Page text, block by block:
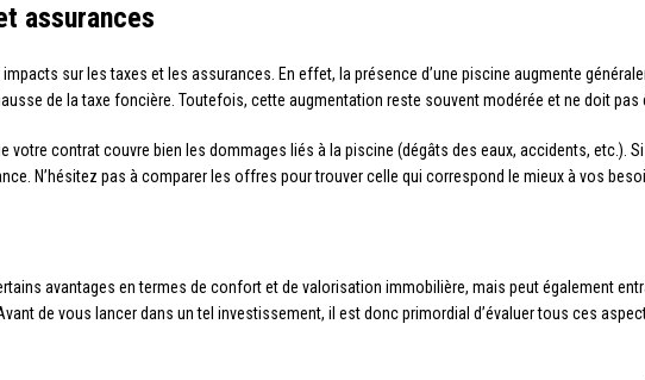
assurances
sur les taxes et les assurances. En effet, la présence d’une piscine augmente
de la taxe foncière. Toutefois, cette augmentation reste souvent modérée et ne doit pas
contrat couvre bien les dommages liés à la piscine (dégâts des eaux, accidents, etc.).
N’hésitez pas à comparer les offres pour trouver celle qui correspond le mieux à vos
avantages en termes de confort et de valorisation immobilière, mais peut également
de vous lancer dans un tel investissement, il est donc primordial d’évaluer tous ces